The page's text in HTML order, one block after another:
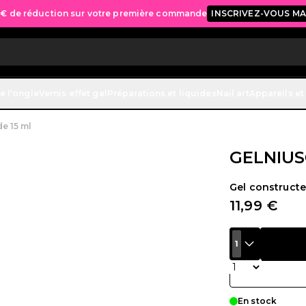
€ de réduction sur votre première commande INSCRIVEZ-VOUS
gratuite sur toutes les commandes à partir de 70 €.
15 ml
Gel
11,99 €
1
Quantité
En stock